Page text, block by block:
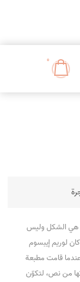
0
هي الشكل وليس
لوريم إيبسوم
قامت مطبعة
من نص، لتكوّن